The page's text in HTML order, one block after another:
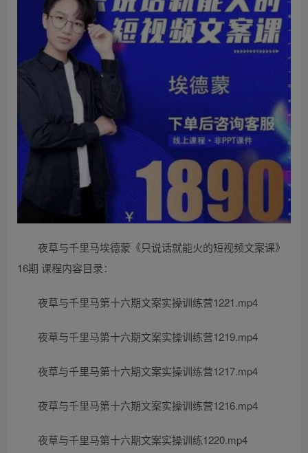
夜草与千里马埃德蒙《只说话就能火的短视频文案课》
16期 课程内容目录：
夜草与千里马第十六期文案实操训练营1221.mp4
夜草与千里马第十六期文案实操训练营1219.mp4
夜草与千里马第十六期文案实操训练营1217.mp4
夜草与千里马第十六期文案实操训练营1216.mp4
夜草与千里马第十六期文案实操训练1220.mp4